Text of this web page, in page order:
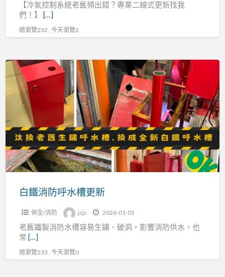
【冷氣控制系統老舊頻出錯？專業二線式更新找我
們！】 […]
總瀏覽232 , 今天瀏覽2
白
鐵
消
呼
水
槽
更
新
白鐵消防呼水槽更新
保全/消防 jcjc 2026-01-05
老舊鐵製消防水槽容易生鏽、破洞，影響消防供水，也
常 […]
總瀏覽233 , 今天瀏覽0